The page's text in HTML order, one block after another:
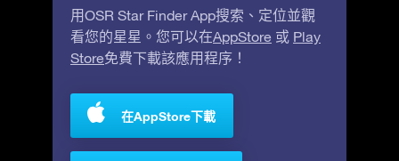
用OSR Star Finder App搜索、定位並觀
看您的星星。您可以在AppStore 或 Play
Store免費下載該應用程序！
在AppStore下載